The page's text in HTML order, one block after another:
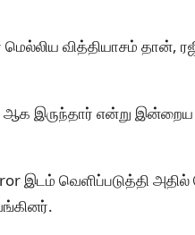
வித்தியாசம் தான்,
ஆக இருந்தார் என்று இன்றைய
வெளிப்படுத்தி அதில்